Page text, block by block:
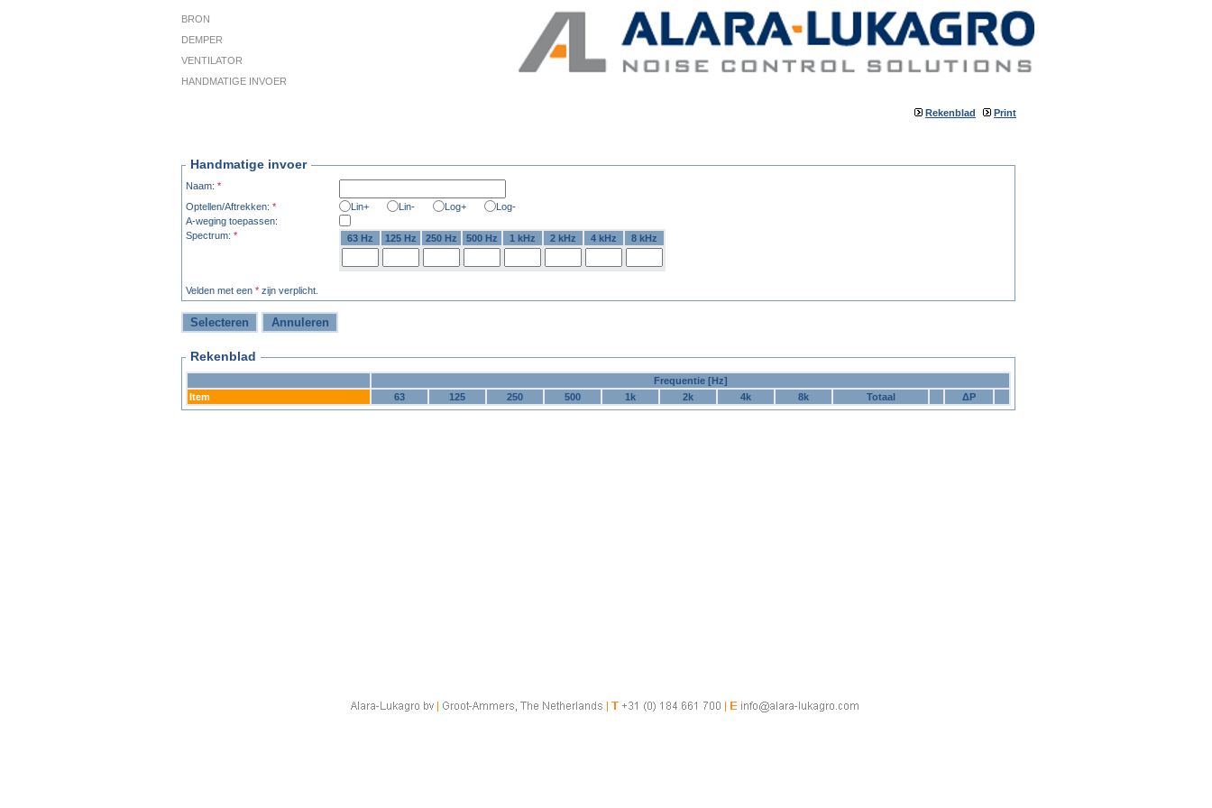
BRON
DEMPER
VENTILATOR
HANDMATIGE INVOER
Rekenblad Print
Handmatige invoer
Naam: *
Optellen/Aftrekken: * Lin+ Lin- Log+
Log-
A-weging toepassen:
Spectrum: * 63 Hz 125 Hz 250 Hz 500 Hz 1 kHz 2 kHz 4 kHz 8 kHz
Velden met een * zijn verplicht.
Rekenblad
Frequentie [Hz]
Item
63 125 250 500 1k 2k 4k 8k Totaal ΔP